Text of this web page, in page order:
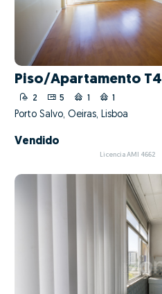
Piso/Apartamento T4
2 5 1 1
Porto Salvo, Oeiras, Lisboa
Vendido
Licencia AMI 4662